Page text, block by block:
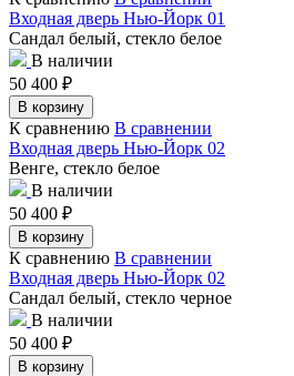
Входная дверь Нью-Йорк 01
Сандал белый, стекло белое
В наличии
50 400 ₽
В корзину
К сравнению В сравнении
Входная дверь Нью-Йорк 02
Венге, стекло белое
В наличии
50 400 ₽
В корзину
К сравнению В сравнении
Входная дверь Нью-Йорк 02
Сандал белый, стекло черное
В наличии
50 400 ₽
В корзину